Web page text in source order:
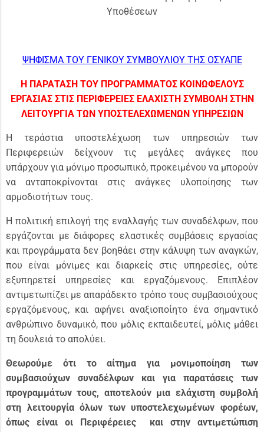
Υποθέσεων
ΨΗΦΙΣΜΑ ΤΟΥ ΓΕΝΙΚΟΥ ΣΥΜΒΟΥΛΙΟΥ ΤΗΣ ΟΣΥΑΠΕ
Η ΠΑΡΑΤΑΣΗ ΤΟΥ ΠΡΟΓΡΑΜΜΑΤΟΣ ΚΟΙΝΩΦΕΛΟΥΣ
ΕΡΓΑΣΙΑΣ ΣΤΙΣ ΠΕΡΙΦΕΡΕΙΕΣ ΕΛΑΧΙΣΤΗ ΣΥΜΒΟΛΗ ΣΤΗΝ
ΛΕΙΤΟΥΡΓΙΑ ΤΩΝ ΥΠΟΣΤΕΛΕΧΩΜΕΝΩΝ ΥΠΗΡΕΣΙΩΝ
Η τεράστια υποστελέχωση των υπηρεσιών των
Περιφερειών δείχνουν τις μεγάλες ανάγκες που
υπάρχουν για μόνιμο προσωπικό, προκειμένου να μπορούν
να ανταποκρίνονται στις ανάγκες υλοποίησης των
αρμοδιοτήτων τους.
Η πολιτική επιλογή της εναλλαγής των συναδέλφων, που
εργάζονται με διάφορες ελαστικές συμβάσεις εργασίας
και προγράμματα δεν βοηθάει στην κάλυψη των αναγκών,
που είναι μόνιμες και διαρκείς στις υπηρεσίες, ούτε
εξυπηρετεί υπηρεσίες και εργαζόμενους. Επιπλέον
αντιμετωπίζει με απαράδεκτο τρόπο τους συμβασιούχους
εργαζόμενους, και αφήνει αναξιοποίητο ένα σημαντικό
ανθρώπινο δυναμικό, που μόλις εκπαιδευτεί, μόλις μάθει
τη δουλειά το απολύει.
Θεωρούμε ότι το αίτημα για μονιμοποίηση των
συμβασιούχων συναδέλφων και για παρατάσεις των
προγραμμάτων τους, αποτελούν μια ελάχιστη συμβολή
στη λειτουργία όλων των υποστελεχωμένων φορέων,
όπως είναι οι Περιφέρειες και στην αντιμετώπιση